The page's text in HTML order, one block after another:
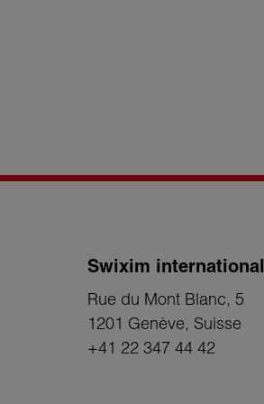
Swixim international
Rue du Mont Blanc, 5
1201 Genève, Suisse
+41 22 347 44 42